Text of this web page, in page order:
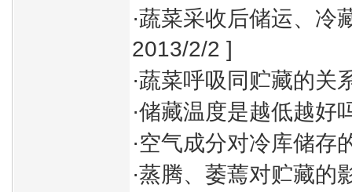
·蔬菜采收后储运、冷
2013/2/2 ]
·蔬菜呼吸同贮藏的关
·储藏温度是越低越好
·空气成分对冷库储存
·蒸腾、萎蔫对贮藏的